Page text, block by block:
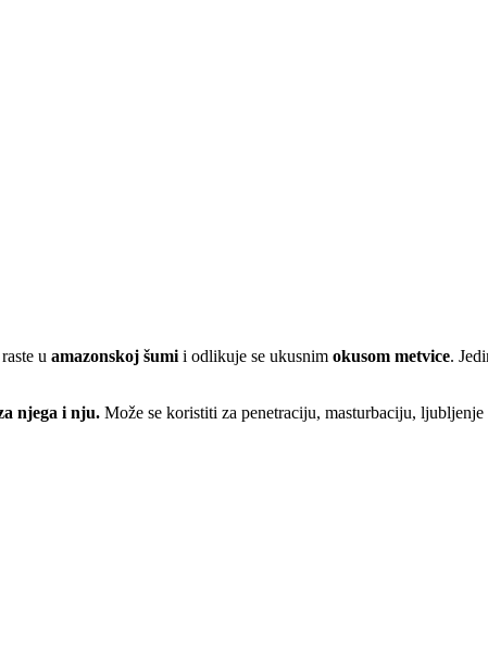
u amazonskoj šumi i odlikuje se ukusnim okusom metvice.
njega i nju. Može se koristiti za penetraciju, masturbaciju, ljubljenje